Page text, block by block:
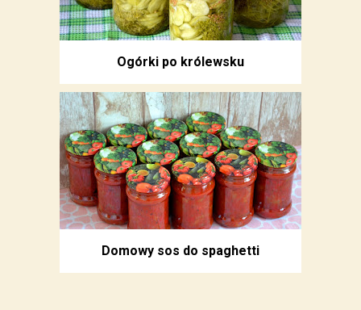
Ogórki po królewsku
Domowy sos do spaghetti